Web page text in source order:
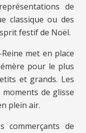
de
classique ou des
festif de Noël.
met en place
pour le plus
et grands. Les
de glisse
plein air.
commerçants de